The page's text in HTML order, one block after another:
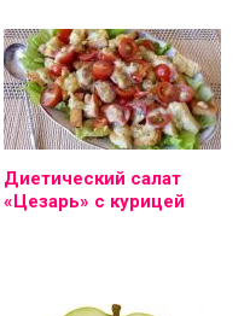
Диетический салат
«Цезарь» с курицей